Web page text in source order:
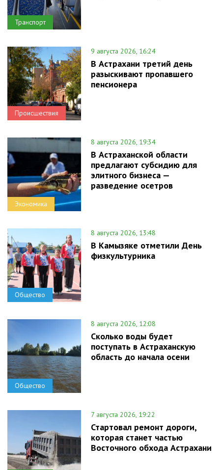
Транспорт
Происшествия
9 августа 2026, 16:24
В Астрахани третий день
разыскивают пропавшего
пенсионера
Экономика
8 августа 2026, 19:34
В Астраханской области
предлагают субсидию для
элитного бизнеса —
разведение осетров
Общество
8 августа 2026, 13:48
В Камызяке отметили День
физкультурника
Общество
8 августа 2026, 12:08
Сколько воды будет
поступать в Астраханскую
область до начала осени
7 августа 2026, 19:22
Стартовал ремонт дороги,
которая станет частью
Восточного обхода Астрахани